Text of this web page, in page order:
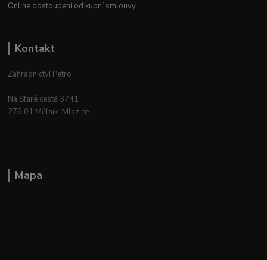
Online odstoupení od kupní smlouvy
Kontakt
Zahradnictví Petro
Na Staré cestě 3741
276 01 Mělník–Mlazice
Mapa